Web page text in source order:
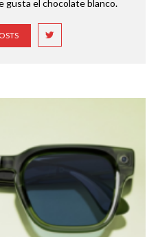
gusta el chocolate blanco.